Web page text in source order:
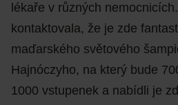
lékaře v různých
kontaktovala, že je zde
maďarského světového
Hajnóczyho, na který bude
1000 vstupenek a nabídli je